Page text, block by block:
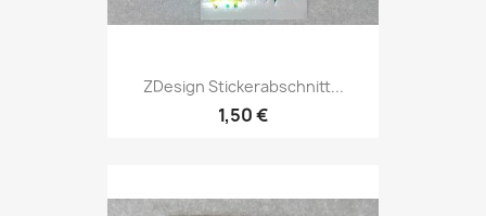
ZDesign Stickerabschnitt...
1,50 €